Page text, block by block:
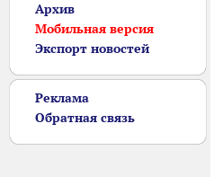
Архив
Мобильная версия
Экспорт новостей
Реклама
Обратная связь